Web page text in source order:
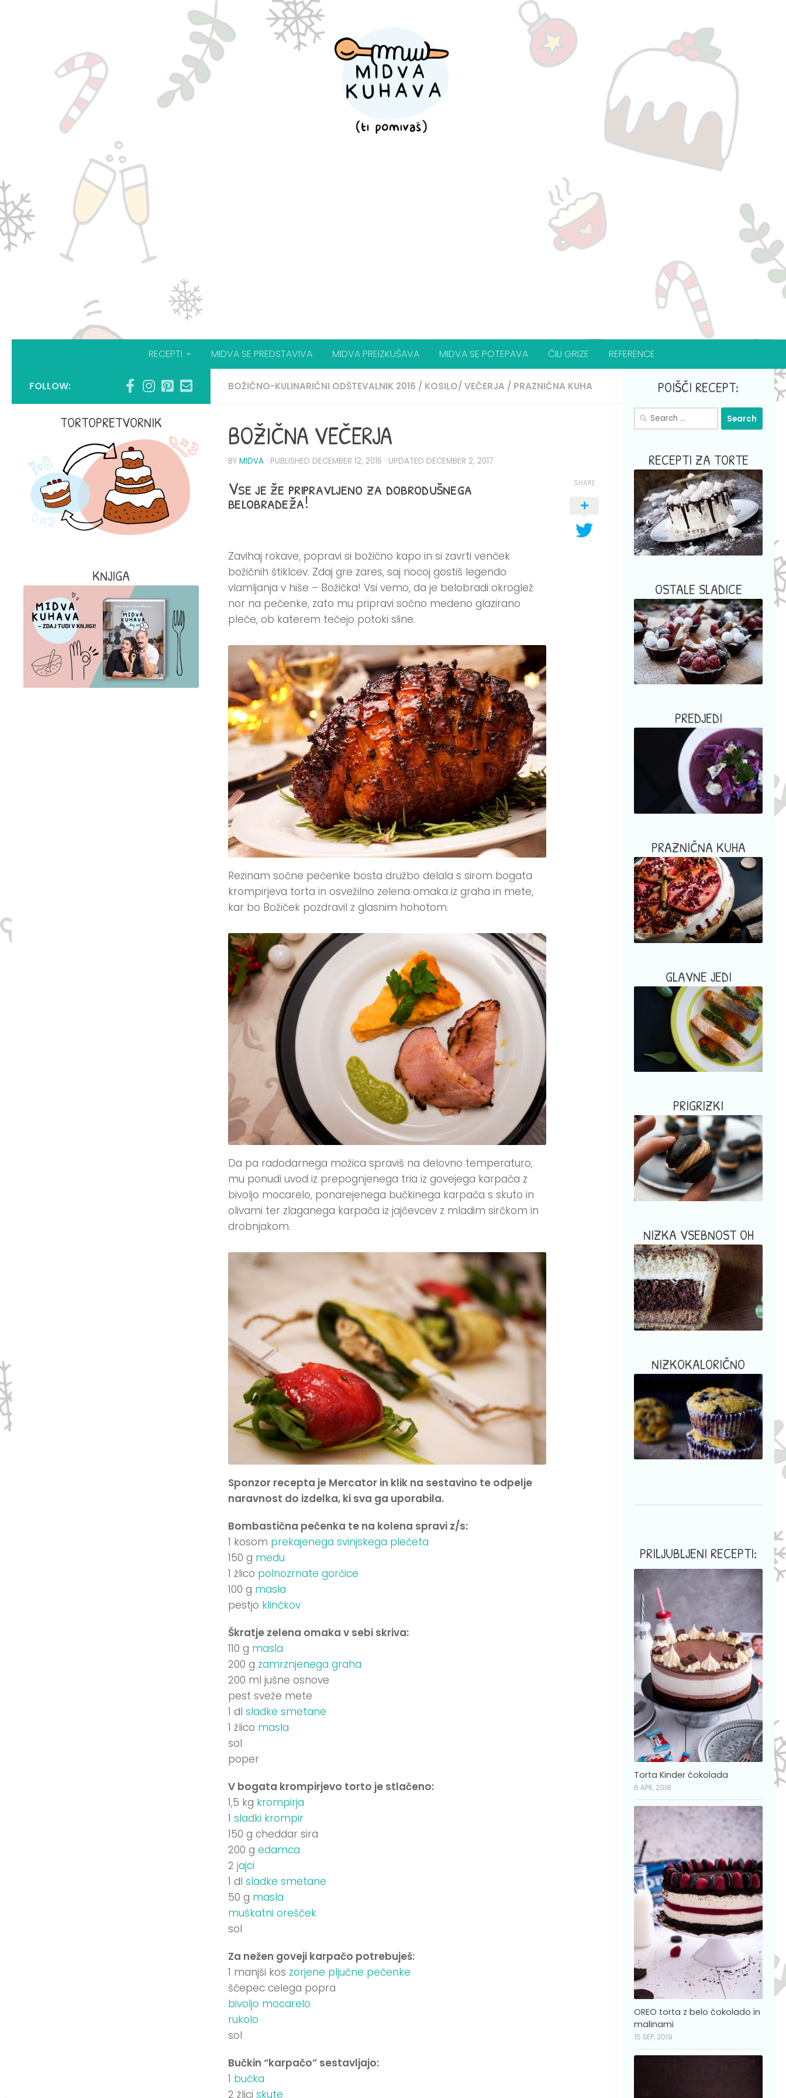
RECEPTI MIDVA SE PREDSTAVIVA MIDVA PREIZKUŠAVA MIDVA SE POTEPAVA ČILI GRIZE REFERENCE
BOŽIČNO-KULINARIČNI ODŠTEVALNIK 2016 / KOSILO/ VEČERJA / PRAZNIČNA KUHA
BOŽIČNA VEČERJA
BY MIDVA · PUBLISHED DECEMBER 12, 2016 · UPDATED DECEMBER 2, 2017
Vse je že pripravljeno za dobrodušnega
belobradeža!
Zavihaj rokave, popravi si božično kapo in si zavrti venček
božičnih štiklcev. Zdaj gre zares, saj nocoj gostiš legendo
vlamljanja v hiše – Božička! Vsi vemo, da je belobradi okroglež
nor na pečenke, zato mu pripravi sočno medeno glazirano
pleče, ob katerem tečejo potoki sline.
Rezinam sočne pečenke bosta družbo delala s sirom bogata
krompirjeva torta in osvežilno zelena omaka iz graha in mete,
kar bo Božiček pozdravil z glasnim hohotom.
Da pa radodarnega možica spraviš na delovno temperaturo,
mu ponudi uvod iz prepognjenega tria iz govejega karpača z
bivoljo mocarelo, ponarejenega bučkinega karpača s skuto in
olivami ter zlaganega karpača iz jajčevcev z mladim sirčkom in
drobnjakom.
Sponzor recepta je Mercator in klik na sestavino te odpelje
naravnost do izdelka, ki sva ga uporabila.
Bombastična pečenka te na kolena spravi z/s:
1 kosom prekajenega svinjskega plečeta
150 g medu
1 žlico polnozrnate gorčice
100 g masla
pestjo klinčkov
Škratje zelena omaka v sebi skriva:
110 g masla
200 g zamrznjenega graha
200 ml jušne osnove
pest sveže mete
1 dl sladke smetane
1 žlico masla
sol
poper
V bogata krompirjevo torto je stlačeno:
1,5 kg krompirja
1 sladki krompir
150 g cheddar sira
200 g edamca
2 jajci
1 dl sladke smetane
50 g masla
muškatni orešček
sol
Za nežen goveji karpačo potrebuješ:
1 manjši kos zorjene pljučne pečenke
ščepec celega popra
bivoljo mocarelo
rukolo
sol
Bučkin “karpačo” sestavljajo:
1 bučka
2 žlici skute
SHARE
FOLLOW:
TORTOPRETVORNIK
KNJIGA
POIŠČI RECEPT:
Search
for:
RECEPTI ZA TORTE
OSTALE SLADICE
PREDJEDI
PRAZNIČNA KUHA
GLAVNE JEDI
PRIGRIZKI
NIZKA VSEBNOST OH
NIZKOKALORIČNO
PRILJUBLJENI RECEPTI:
Torta Kinder čokolada
6 APR, 2018
OREO torta z belo čokolado in
malinami
15 SEP, 2019